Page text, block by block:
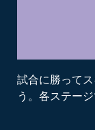
試合に勝って
う。各ステー